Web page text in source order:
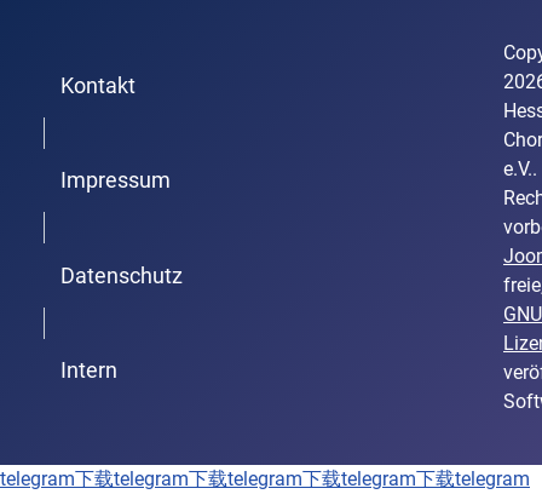
Kontakt
Impressum
Datenschutz
Intern
telegram下载telegram下载telegram下载telegram下载telegram